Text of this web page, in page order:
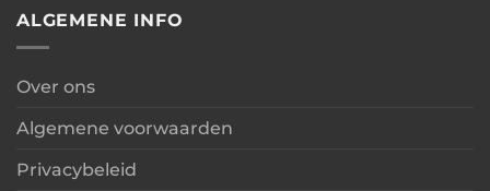
ALGEMENE INFO
Over ons
Algemene voorwaarden
Privacybeleid